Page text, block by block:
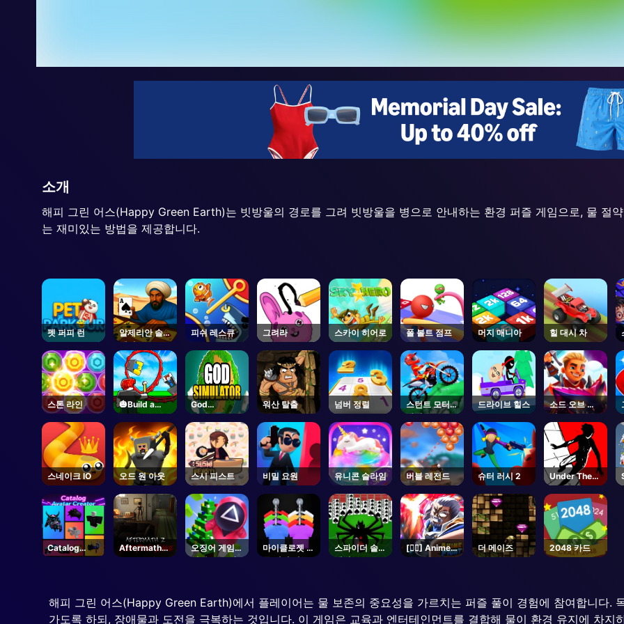
소개
해피 그린 어스(Happy Green Earth)는 빗방울의 경로를 그려 빗방울을 병으로 안내하는 환경 퍼즐 게임으로, 물 절
는 재미있는 방법을 제공합니다.
펫 퍼피 런
알제리안 솔리
테어
피쉬 레스큐 그려라 스카이 히어로 폴 볼트 점프 머지 매니아 힐 대시 차
스톤 라인
🎃Build a
Roller
Coaster🎢 -
Roblox
God
Simulator
워산 탈출 넘버 정렬
스턴트 모터
사이클
드라이브 힐스
소드 오브 브
림
스네이크 IO 오드 원 아웃 스시 피스트 비밀 요원 유니콘 슬라임 버블 레전드 슈터 러시 2
Under The
Red Sky
Parkour
Catalog
Avatar
Aftermath
Z: Red Pine
오징어 게임
새해 보호 하
마이클로젯 의
류 정렬 퍼즐
스파이더 솔리
테어 2
[🏴‍☠️] Anime
Fight -
더 메이즈 2048 카드
해피 그린 어스(Happy Green Earth)에서 플레이어는 물 보존의 중요성을 가르치는 퍼즐 풀이 경험에 참여합니다.
가도록 하되, 장애물과 도전을 극복하는 것입니다. 이 게임은 교육과 엔터테인먼트를 결합해 물이 환경 유지에 차